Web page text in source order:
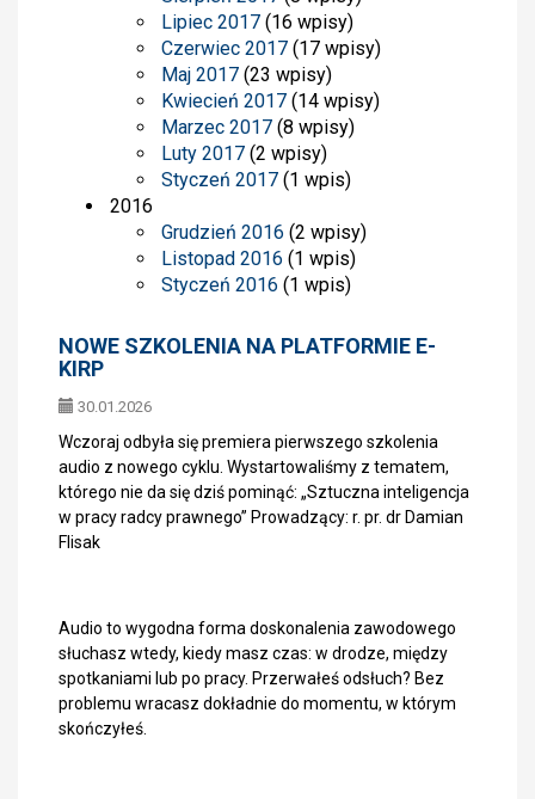
Lipiec 2017 (16 wpisy)
Czerwiec 2017 (17 wpisy)
Maj 2017 (23 wpisy)
Kwiecień 2017 (14 wpisy)
Marzec 2017 (8 wpisy)
Luty 2017 (2 wpisy)
Styczeń 2017 (1 wpis)
2016
Grudzień 2016 (2 wpisy)
Listopad 2016 (1 wpis)
Styczeń 2016 (1 wpis)
NOWE SZKOLENIA NA PLATFORMIE E-
KIRP
30.01.2026
Wczoraj odbyła się premiera pierwszego szkolenia
audio z nowego cyklu. Wystartowaliśmy z tematem,
którego nie da się dziś pominąć: „Sztuczna inteligencja
w pracy radcy prawnego” Prowadzący: r. pr. dr Damian
Flisak
Audio to wygodna forma doskonalenia zawodowego
słuchasz wtedy, kiedy masz czas: w drodze, między
spotkaniami lub po pracy. Przerwałeś odsłuch? Bez
problemu wracasz dokładnie do momentu, w którym
skończyłeś.